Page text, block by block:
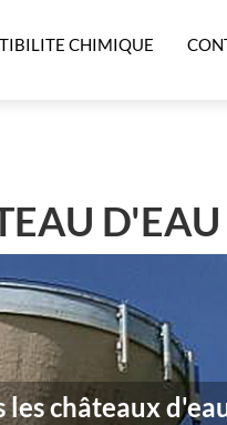
CHIMIQUE
les châteaux